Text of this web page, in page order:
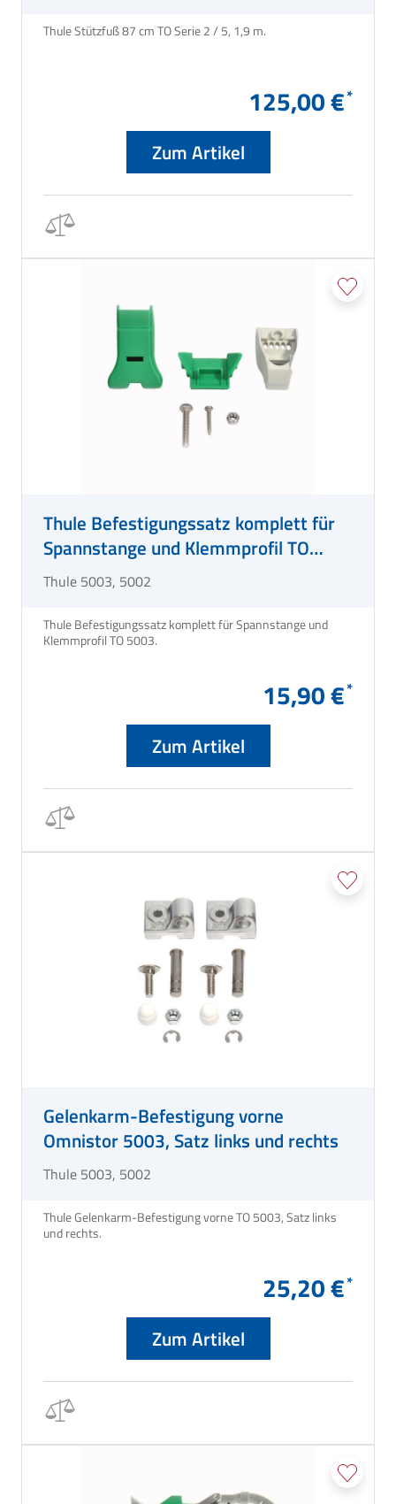
125,00 €
Zum Artikel
Thule Befestigungssatz komplett für
Spannstange und Klemmprofil TO
5003
Thule 5003, 5002
Thule Befestigungssatz komplett für Spannstange und
15,90 €
Zum Artikel
Gelenkarm-Befestigung vorne
Omnistor 5003, Satz links und rechts
Thule 5003, 5002
Thule Gelenkarm-Befestigung vorne TO 5003, Satz links
25,20 €
Zum Artikel